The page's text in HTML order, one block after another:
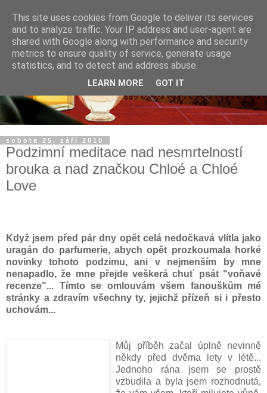
sobota 25. září 2010
Podzimní meditace nad nesmrtelností
brouka a nad značkou Chloé a Chloé
Love
Když jsem před pár dny opět celá nedočkavá vlítla jako
uragán do parfumerie, abych opět prozkoumala horké
novinky tohoto podzimu, ani v nejmenším by mne
nenapadlo, že mne přejde veškerá chuť psát "voňavé
recenze"... Tímto se omlouvám všem fanouškům mé
stránky a zdravím všechny ty, jejichž přízeň si i přesto
uchovám...
Můj příběh začal úplně nevinně
někdy před dvěma lety v létě...
Jednoho rána jsem se prostě
vzbudila a byla jsem rozhodnutá,
This site uses cookies from Google to deliver its services
and to analyze traffic. Your IP address and user-agent are
shared with Google along with performance and security
metrics to ensure quality of service, generate usage
statistics, and to detect and address abuse.
LEARN MORE GOT IT